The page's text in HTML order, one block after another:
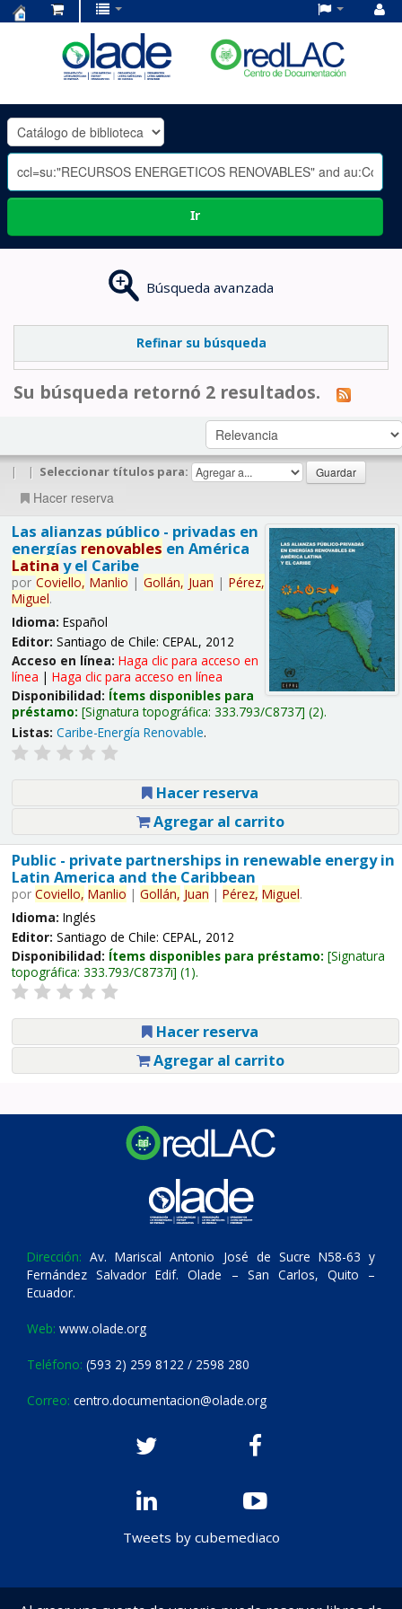
OLADE
-
Ir
Búsqueda avanzada
Refinar su búsqueda
Su búsqueda retornó 2 resultados.
| | Seleccionar títulos para:
Hacer reserva
Las alianzas público - privadas en
energías renovables en América
Latina y el Caribe
por Coviello, Manlio | Gollán, Juan | Pérez,
Miguel.
Idioma: Español
Editor: Santiago de Chile: CEPAL, 2012
Acceso en línea: Haga clic para acceso en
línea | Haga clic para acceso en línea
Disponibilidad: Ítems disponibles para
préstamo: Signatura topográfica: 333.793/C8737 (2).
Listas: Caribe-Energía Renovable.
Hacer reserva
Agregar al carrito
Public - private partnerships in renewable energy in
Latin America and the Caribbean
por Coviello, Manlio | Gollán, Juan | Pérez, Miguel.
Idioma: Inglés
Editor: Santiago de Chile: CEPAL, 2012
Disponibilidad: Ítems disponibles para préstamo: Signatura
topográfica: 333.793/C8737i (1).
Hacer reserva
Agregar al carrito
Dirección: Av. Mariscal Antonio José de Sucre N58-63 y
Fernández Salvador Edif. Olade – San Carlos, Quito –
Ecuador.
Web: www.olade.org
Teléfono: (593 2) 259 8122 / 2598 280
Correo: centro.documentacion@olade.org
Tweets by cubemediaco